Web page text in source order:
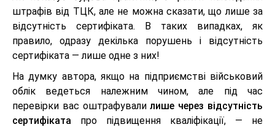
штрафів від ТЦК, але не можна сказати, що лише за
відсутність сертифіката. В таких випадках, як
правило, одразу декілька порушень і відсутність
сертифіката — лише одне з них!
На думку автора, якщо на підприємстві військовий
облік ведеться належним чином, але під час
перевірки вас оштрафувалилише через відсутність
сертифіката про підвищення кваліфікації, — не